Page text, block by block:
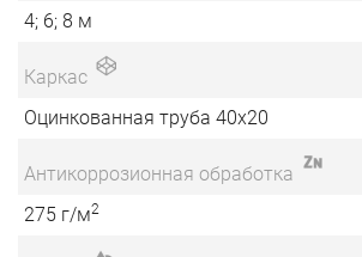
4; 6; 8 м
Каркас
Оцинкованная труба 40х20
Антикоррозионная обработка
275 г/м2